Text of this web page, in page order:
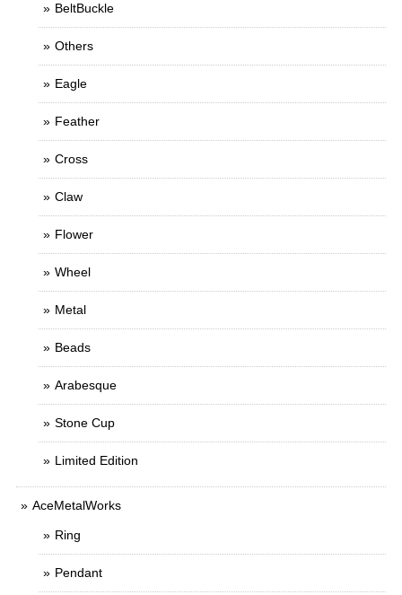
BeltBuckle
Others
Eagle
Feather
Cross
Claw
Flower
Wheel
Metal
Beads
Arabesque
Stone Cup
Limited Edition
AceMetalWorks
Ring
Pendant